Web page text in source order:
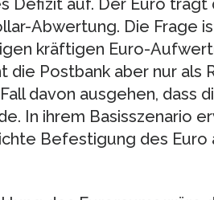
Defizit auf. Der Euro trägt
Abwertung. Die Frage
kräftigen Euro-
die Postbank aber nur als
davon ausgehen, dass
In ihrem Basisszenario
Befestigung des Euro